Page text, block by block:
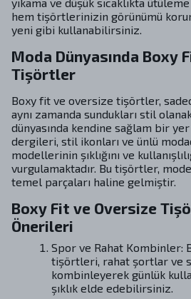
hem tişörtlerinizin görünümü
yeni gibi kullanabilirsiniz.
Moda Dünyasında Boxy
Tişörtler
Boxy fit ve oversize tişörtler,
aynı zamanda sundukları stil
dünyasında kendine sağlam bir
dergileri, stil ikonları ve ünlü
modellerinin şıklığını ve
vurgulamaktadır. Bu tişörtler,
temel parçaları haline gelmiştir.
Boxy Fit ve Oversize
Önerileri
Spor ve Rahat Kombinler:
tişörtleri, rahat şortlar ve
kombinleyerek günlük
şıklık elde edebilirsiniz.